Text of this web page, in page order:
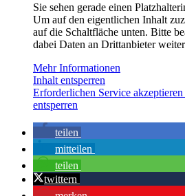
Sie sehen gerade einen
Um auf den eigentlichen Inhalt
auf die Schaltfläche unten. Bitte
dabei Daten an Drittanbieter
Mehr Informationen
Inhalt entsperren
Erforderlichen Service
entsperren
teilen
mitteilen
teilen
twittern